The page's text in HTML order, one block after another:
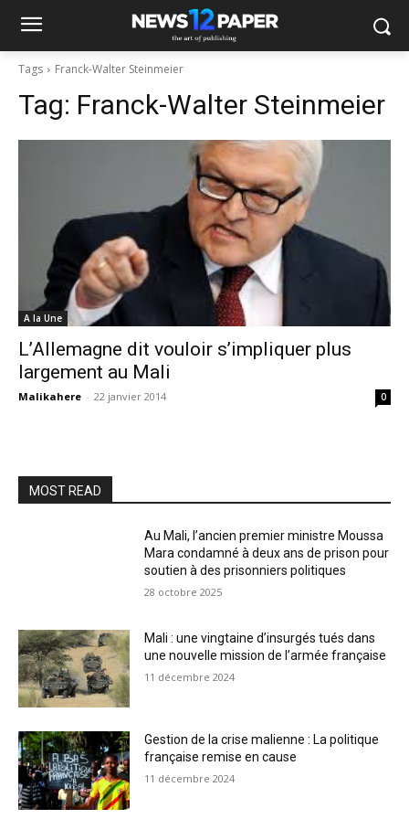
Tags Franck-Walter Steinmeier
Tag: Franck-Walter Steinmeier
A la Une
L’Allemagne dit vouloir s’impliquer plus
largement au Mali
Malikahere - 22 janvier 2014 0
MOST READ
Au Mali, l’ancien premier ministre Moussa
Mara condamné à deux ans de prison pour
soutien à des prisonniers politiques
28 octobre 2025
Mali : une vingtaine d’insurgés tués dans
une nouvelle mission de l’armée française
11 décembre 2024
Gestion de la crise malienne : La politique
française remise en cause
11 décembre 2024